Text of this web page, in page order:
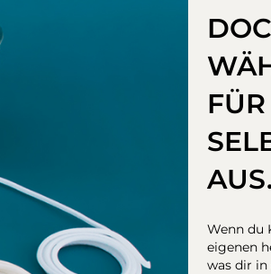
AUS.
Wenn du
eigenen
was dir